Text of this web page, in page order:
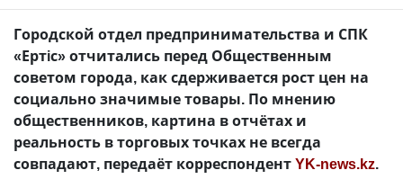
Городской отдел предпринимательства и СПК
«Ертiс» отчитались перед Общественным
советом города, как сдерживается рост цен на
социально значимые товары. По мнению
общественников, картина в отчётах и
реальность в торговых точках не всегда
совпадают, передаёт корреспондентYK-news.kz.